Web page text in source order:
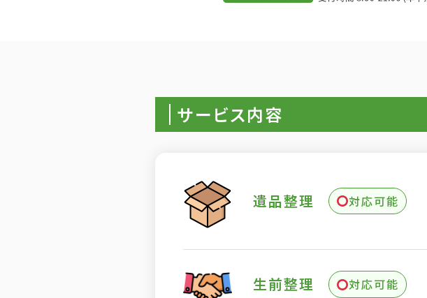
サービス内容
遺品整理 対応可能
生前整理 対応可能